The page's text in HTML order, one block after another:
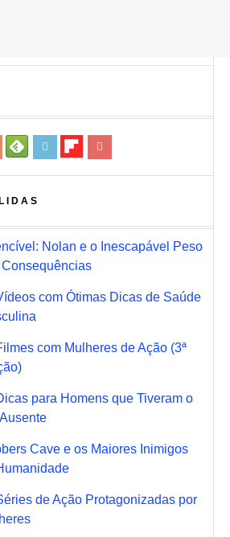
Nolan e o Inescapável Peso
com Ótimas Dicas de Saúde
com Mulheres de Ação (3ª
para Homens que Tiveram o
Cave e os Maiores Inimigos
de Ação Protagonizadas por